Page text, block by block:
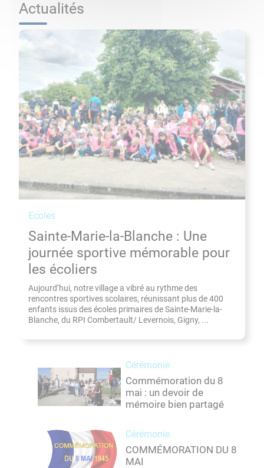
Actualités
Ecoles
Sainte-Marie-la-Blanche : Une
journée sportive mémorable pour
les écoliers
Aujourd’hui, notre village a vibré au rythme des
rencontres sportives scolaires, réunissant plus de 400
enfants issus des écoles primaires de Sainte-Marie-la-
Blanche, du RPI Combertault/ Levernois, Gigny, ...
Cérémonie
Commémoration du 8
mai : un devoir de
mémoire bien partagé
Cérémonie
COMMÉMORATION DU 8
MAI